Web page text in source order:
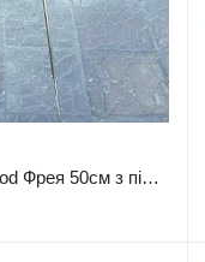
Сковорода з диску Mzavod Фрея 50см з підвісом для вогню